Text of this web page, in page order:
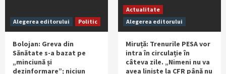
Alegerea editorului Politic
Bolojan: Greva din
Sănătate s-a bazat pe
„minciună și
dezinformare”; niciun
Actualitate
Alegerea editorului
Miruță: Trenurile PESA vor
intra în circulație în
câteva zile. „Nimeni nu va
avea liniște la CFR până nu